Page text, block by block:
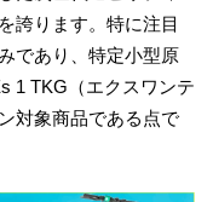
誇ります。特に注目
であり、特定小型原
1 TKG（エクスワンテ
対象商品である点で